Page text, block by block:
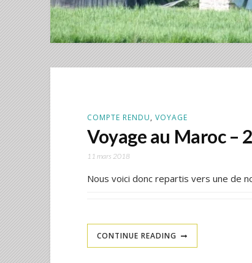
COMPTE RENDU, VOYAGE
Voyage au Maroc –
11 mars 2018
Nous voici donc repartis vers une de
CONTINUE READING